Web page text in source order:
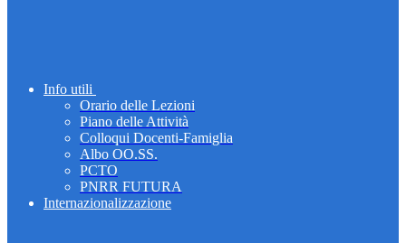
Info utili
Orario delle Lezioni
Piano delle Attività
Colloqui Docenti-Famiglia
Albo OO.SS.
PCTO
PNRR FUTURA
Internazionalizzazione